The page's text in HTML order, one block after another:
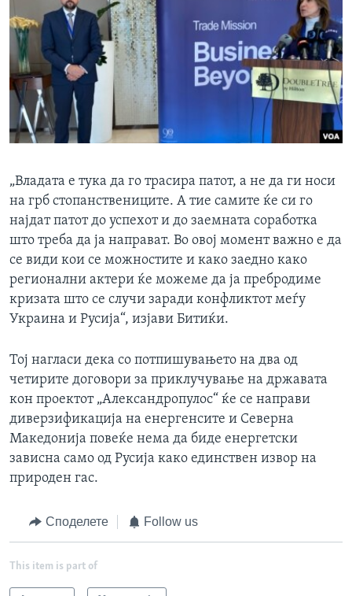
„Владата е тука да го трасира патот, а не да ги носи
на грб стопанствениците. А тие самите ќе си го
најдат патот до успехот и до заемната соработка
што треба да ја направат. Во овој момент важно е да
се види кои се можностите и како заедно како
регионални актери ќе можеме да ја пребродиме
кризата што се случи заради конфликтот меѓу
Украина и Русија“, изјави Битиќи.
Тој нагласи дека со потпишувањето на два од
четирите договори за приклучување на државата
кон проектот „Александропулос“ ќе се направи
диверзификација на енергенсите и Северна
Македонија повеќе нема да биде енергетски
зависна само од Русија како единствен извор на
природен гас.
Споделете Follow us
This item is part of